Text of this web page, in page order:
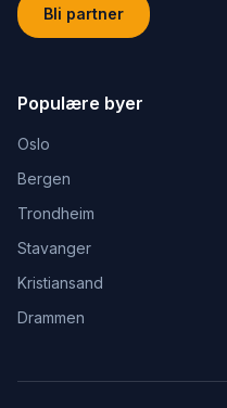
Bli partner
Populære byer
Oslo
Bergen
Trondheim
Stavanger
Kristiansand
Drammen